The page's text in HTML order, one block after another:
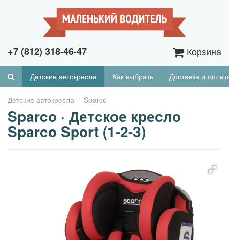
+7 (812) 318-46-47 Корзина
Детские автокресла Как выбрать Доставка и
Детские автокресла Sparco
Sparco · Детское кресло
Sparco Sport (1-2-3)